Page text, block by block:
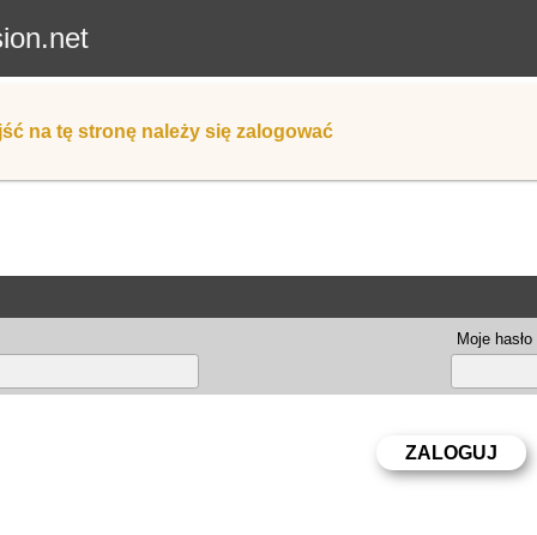
na tę stronę należy się zalogować
Moje hasło